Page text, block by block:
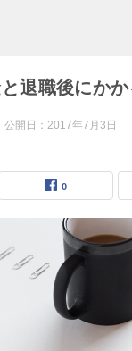
退職後にか
公開日： 2017年7月3日
0